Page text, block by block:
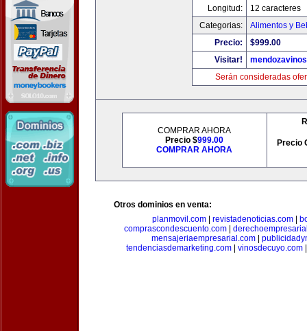
Longitud:
12 caracteres
Categorias:
Alimentos y
Precio:
$999.00
Visitar!
Serán consideradas
COMPRAR AHORA
Precio $999.00
COMPRAR AHORA
Precio
Otros dominios en venta:
planmovil.com| revistadenoticias.com|
comprascondescuento.com
mensajeriaempresarial.com|
tendenciasdemarketing.com| vinosdecuyo.com